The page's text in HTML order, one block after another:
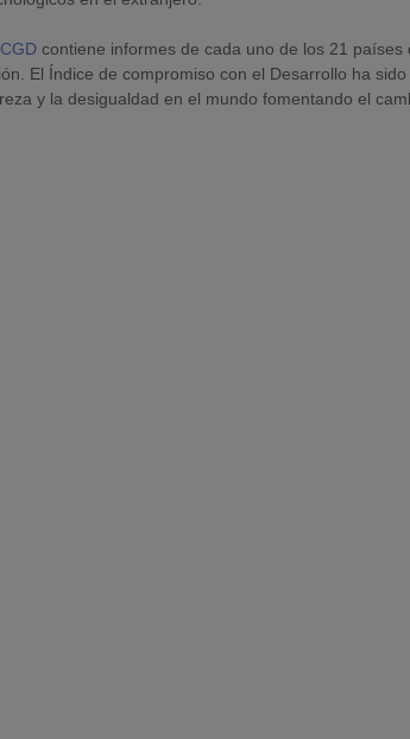
contiene informes de cada uno de los 21 países
El Índice de compromiso con el Desarrollo ha
y la desigualdad en el mundo fomentando el